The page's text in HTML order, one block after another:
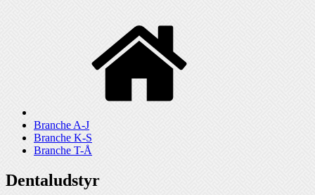
Branche A-J
Branche K-S
Branche T-Å
Dentaludstyr